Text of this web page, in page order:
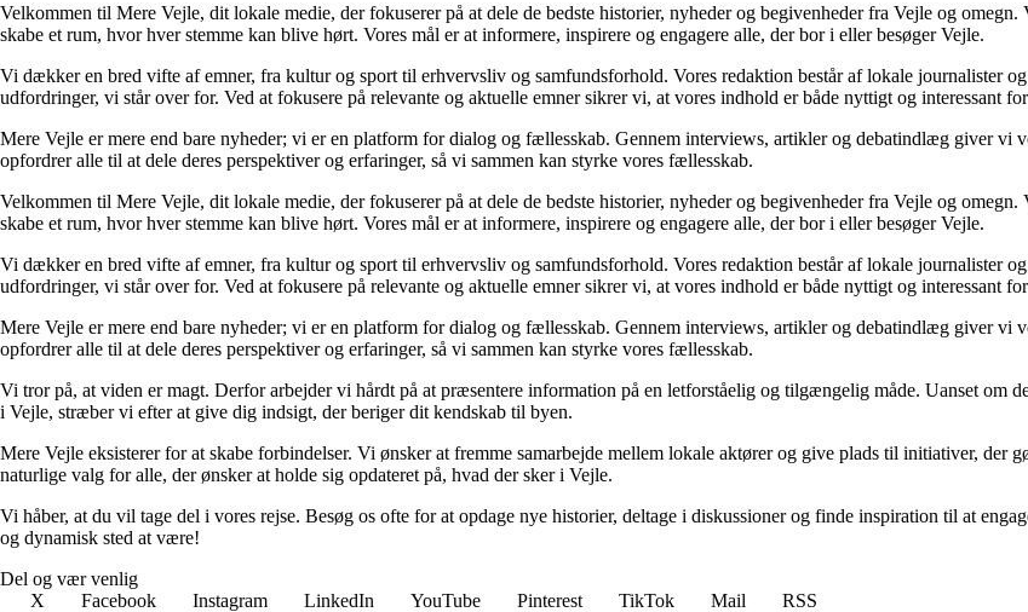
Velkommen til Mere Vejle, dit lokale medie, der fokuserer på at dele de bedste historier, nyheder og begivenheder fra Vejle og
skabe et rum, hvor hver stemme kan blive hørt. Vores mål er at informere, inspirere og engagere alle, der bor i eller besøger Vejle.
Vi dækker en bred vifte af emner, fra kultur og sport til erhvervsliv og samfundsforhold. Vores redaktion består af lokale journalister
udfordringer, vi står over for. Ved at fokusere på relevante og aktuelle emner sikrer vi, at vores indhold er både nyttigt og interessant
Mere Vejle er mere end bare nyheder; vi er en platform for dialog og fællesskab. Gennem interviews, artikler og debatindlæg giver vi
opfordrer alle til at dele deres perspektiver og erfaringer, så vi sammen kan styrke vores fællesskab.
Velkommen til Mere Vejle, dit lokale medie, der fokuserer på at dele de bedste historier, nyheder og begivenheder fra Vejle og
skabe et rum, hvor hver stemme kan blive hørt. Vores mål er at informere, inspirere og engagere alle, der bor i eller besøger Vejle.
Vi dækker en bred vifte af emner, fra kultur og sport til erhvervsliv og samfundsforhold. Vores redaktion består af lokale journalister
udfordringer, vi står over for. Ved at fokusere på relevante og aktuelle emner sikrer vi, at vores indhold er både nyttigt og interessant
Mere Vejle er mere end bare nyheder; vi er en platform for dialog og fællesskab. Gennem interviews, artikler og debatindlæg giver vi
opfordrer alle til at dele deres perspektiver og erfaringer, så vi sammen kan styrke vores fællesskab.
Vi tror på, at viden er magt. Derfor arbejder vi hårdt på at præsentere information på en letforståelig og tilgængelig måde. Uanset om
i Vejle, stræber vi efter at give dig indsigt, der beriger dit kendskab til byen.
Mere Vejle eksisterer for at skabe forbindelser. Vi ønsker at fremme samarbejde mellem lokale aktører og give plads til initiativer, der
naturlige valg for alle, der ønsker at holde sig opdateret på, hvad der sker i Vejle.
Vi håber, at du vil tage del i vores rejse. Besøg os ofte for at opdage nye historier, deltage i diskussioner og finde inspiration til at
og dynamisk sted at være!
Del og vær venlig
X
Facebook Instagram LinkedIn YouTube Pinterest TikTok Mail
RSS